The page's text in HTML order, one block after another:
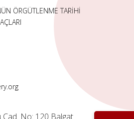
ÖRGÜTLENME TARİHİ
No: 120 Balgat